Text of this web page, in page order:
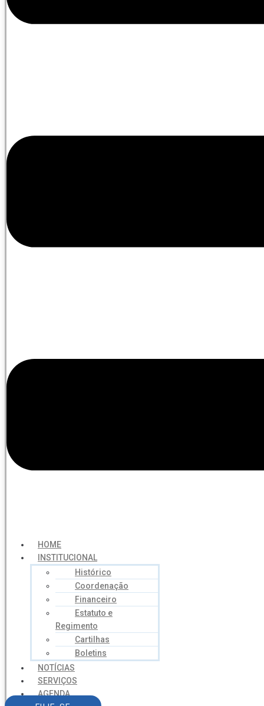
HOME
INSTITUCIONAL
Histórico
Coordenação
Financeiro
Estatuto e
Regimento
Cartilhas
Boletins
NOTÍCIAS
SERVIÇOS
AGENDA